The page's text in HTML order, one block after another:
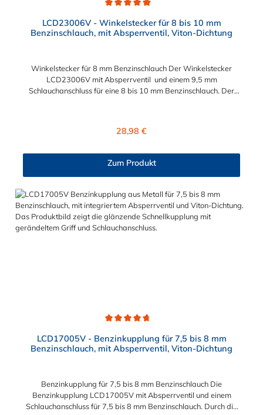
LCD23006V - Winkelstecker für 8 bis 10 mm
Benzinschlauch, mit Absperrventil, Viton-Dichtung
Winkelstecker für 8 mm Benzinschlauch Der Winkelstecker
LCD23006V mit Absperrventil und einem 9,5 mm
Schlauchanschluss für eine 8 bis 10 mm Benzinschlauch. Der
die 9,5 mm Schlauchtülle auch in 8 mm Benzinschlauch, wenn
etwas größer als der Schlauchinnendurchmesser vom
Benzinschlauch, damit sich der Schlauch fest auf der
Schlauchtülle sitzt. Aussendurchmesser bei 3/8" ~ 10.5 mm.
passend für folgende und viele weitere Motorradhersteller:
APRILLA CAGIVA DUCATI KTM MV AGUSTA TRIUMPH
Regulärer Preis:
28,98 €
Zum Produkt
LCD17005V - Benzinkupplung für 7,5 bis 8 mm
Benzinschlauch, mit Absperrventil, Viton-Dichtung
Benzinkupplung für 7,5 bis 8 mm Benzinschlauch Die
Benzinkupplung LCD17005V mit Absperrventil und einem
Schlauchanschluss für 7,5 bis 8 mm Benzinschlauch. Durch die